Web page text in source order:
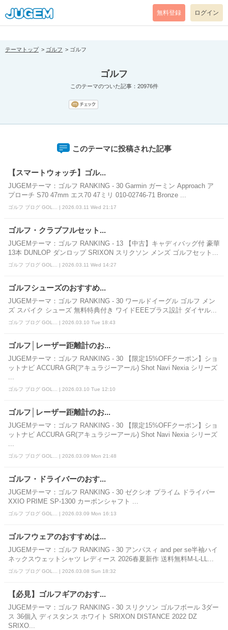
[pear_error: message="Success" code=0 mode=return level=notice
prefix="" info=""]
無料登録 ログイン
テーマトップ ゴルフ ゴルフ
ゴルフ
このテーマのついた記事：20976件
このテーマに投稿された記事
【スマートウォッチ】ゴル...
JUGEMテーマ：ゴルフ RANKING - 30 Garmin ガーミン Approach ア
プローチ S70 47mm エス70 47ミリ 010-02746-71 Bronze ...
ゴルフ ブログ GOL... | 2026.03.11 Wed 21:17
ゴルフ・クラブフルセット...
JUGEMテーマ：ゴルフ RANKING - 13 【中古】キャディバッグ付 豪華
13本 DUNLOP ダンロップ SRIXON スリクソン メンズ ゴルフセット...
ゴルフ ブログ GOL... | 2026.03.11 Wed 14:27
ゴルフシューズのおすすめ...
JUGEMテーマ：ゴルフ RANKING - 30 ワールドイーグル ゴルフ メン
ズ スパイク シューズ 無料特典付き ワイドEEEプラス設計 ダイヤル...
ゴルフ ブログ GOL... | 2026.03.10 Tue 18:43
ゴルフ│レーザー距離計のお...
JUGEMテーマ：ゴルフ RANKING - 30 【限定15%OFFクーポン】ショ
ットナビ ACCURA GR(アキュラジーアール) Shot Navi Nexia シリーズ
ゴルフ ブログ GOL... | 2026.03.10 Tue 12:10
ゴルフ│レーザー距離計のお...
JUGEMテーマ：ゴルフ RANKING - 30 【限定15%OFFクーポン】ショ
ットナビ ACCURA GR(アキュラジーアール) Shot Navi Nexia シリーズ
ゴルフ ブログ GOL... | 2026.03.09 Mon 21:48
ゴルフ・ドライバーのおす...
JUGEMテーマ：ゴルフ RANKING - 30 ゼクシオ プライム ドライバー
XXIO PRIME SP-1300 カーボンシャフト ...
ゴルフ ブログ GOL... | 2026.03.09 Mon 16:13
ゴルフウェアのおすすめは...
JUGEMテーマ：ゴルフ RANKING - 30 アンパスィ and per se半袖ハイ
ネックスウェットシャツ レディース 2026春夏新作 送料無料M-L-LL...
ゴルフ ブログ GOL... | 2026.03.08 Sun 18:32
【必見】ゴルフギアのおす...
JUGEMテーマ：ゴルフ RANKING - 30 スリクソン ゴルフボール 3ダー
ス 36個入 ディスタンス ホワイト SRIXON DISTANCE 2022 DZ
SRIXO...